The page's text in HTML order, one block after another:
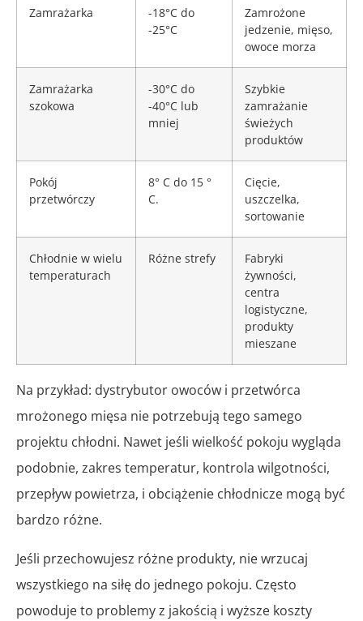
Zamrażarka
-18°C do
-25°C
Zamrożone
jedzenie, mięso,
owoce morza
Zamrażarka
szokowa
-30°C do
-40°C lub
mniej
Szybkie
zamrażanie
świeżych
produktów
Pokój
przetwórczy
8° C do 15 °
C.
Cięcie,
uszczelka,
sortowanie
Chłodnie w wielu
temperaturach
Różne strefy
Fabryki
żywności,
centra
logistyczne,
produkty
mieszane
Na przykład: dystrybutor owoców i przetwórca
mrożonego mięsa nie potrzebują tego samego
projektu chłodni. Nawet jeśli wielkość pokoju wygląda
podobnie, zakres temperatur, kontrola wilgotności,
przepływ powietrza, i obciążenie chłodnicze mogą być
bardzo różne.
Jeśli przechowujesz różne produkty, nie wrzucaj
wszystkiego na siłę do jednego pokoju. Często
powoduje to problemy z jakością i wyższe koszty